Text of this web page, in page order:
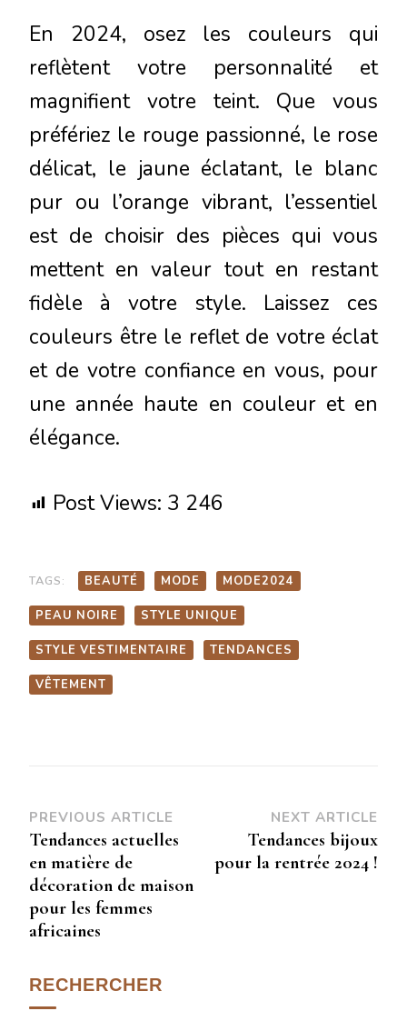
En 2024, osez les couleurs qui
reflètent votre personnalité et
magnifient votre teint. Que vous
préfériez le rouge passionné, le rose
délicat, le jaune éclatant, le blanc
pur ou l’orange vibrant, l’essentiel
est de choisir des pièces qui vous
mettent en valeur tout en restant
fidèle à votre style. Laissez ces
couleurs être le reflet de votre éclat
et de votre confiance en vous, pour
une année haute en couleur et en
élégance.
Post Views: 3 246
TAGS: BEAUTÉ MODE MODE2024
PEAU NOIRE STYLE UNIQUE
STYLE VESTIMENTAIRE TENDANCES
VÊTEMENT
PREVIOUS ARTICLE
Tendances actuelles
en matière de
décoration de maison
pour les femmes
africaines
NEXT ARTICLE
Tendances bijoux
pour la rentrée 2024 !
RECHERCHER